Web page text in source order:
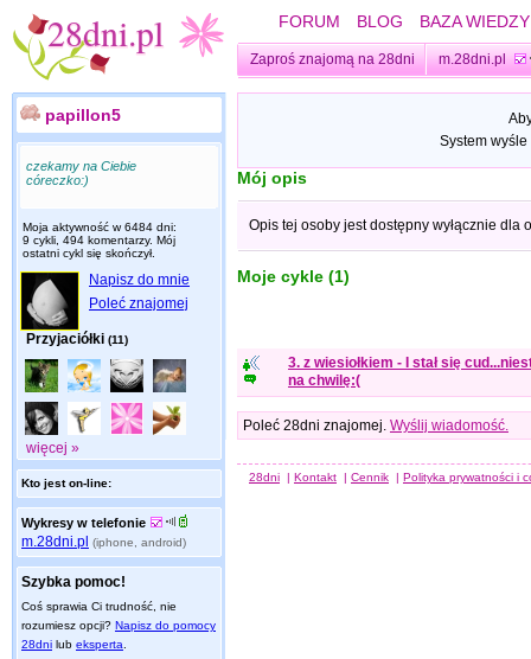
FORUM BLOG BAZA WIEDZY
Zaproś znajomą na 28dni m.28dni.pl
papillon5
czekamy na Ciebie
córeczko:)
Moja aktywność w 6484 dni:
9 cykli, 494 komentarzy. Mój
ostatni cykl się skończył.
Napisz do mnie
Poleć znajomej
Przyjaciółki (11)
więcej »
Kto jest on-line:
Wykresy w telefonie
m.28dni.pl (iphone, android)
Szybka pomoc!
Coś sprawia Ci trudność, nie
rozumiesz opcji? Napisz do pomocy
28dni lub eksperta
System
Mój opis
Opis tej osoby jest dostępny wyłącznie dla
Moje cykle (1)
3. z wiesiołkiem - I stał się
na chwilę:(
Poleć 28dni znajomej. Wyślij wiadomość.
28dni | Kontakt | Cennik | Polityka prywatności i